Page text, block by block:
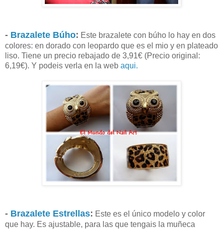
- Brazalete Búho: Este brazalete con búho lo hay en dos
colores: en dorado con leopardo que es el mio y en plateado
liso. Tiene un precio rebajado de 3,91€ (Precio original:
6,19€). Y podeis verla en la web aqui.
- Brazalete Estrellas: Este es el único modelo y color
que hay. Es ajustable, para las que tengais la muñeca